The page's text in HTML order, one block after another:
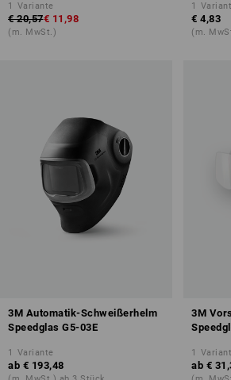
1 Variante
€ 20,57€ 11,98
(m. MwSt.)
1
€ 4,83
(m.
3M Automatik-Schweißerhelm
Speedglas G5-03E
1 Variante
ab € 193,48
3M
1
ab €